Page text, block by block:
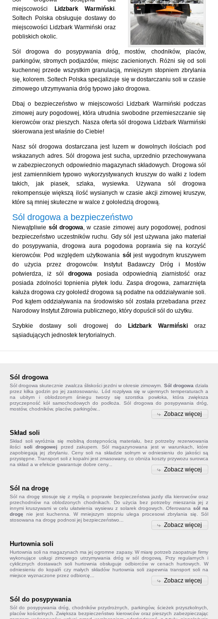
miejscowości
Lidzbark Warmiński.
Soltech Polska obsługuje dostawy do
miejscowości Lidzbark Warmiński oraz
pobliskich okolic.
Sól drogowa do posypywania dróg, mostów, chodników, placów,
parkingów, stromych podjazdów, miejsc zacienionych. Różni się od soli
kuchennej przede wszystkim granulacją, mniejszym stopniem zbrylania
się, kolorem. Soltech Polska specjalizuje się w dostarczaniu soli w czasie
zimowego utrzymywania dróg typowo jako drogowa.
Dbaj o bezpieczeństwo w miejscowości Lidzbark Warmiński podczas
zimowej aury pogodowej, która utrudnia swobodne przemieszczanie się
kierowców oraz pieszych. Nasza oferta sól drogowa Lidzbark Warmiński
skierowana jest właśnie do Ciebie!
Nasz sól drogowa dostarczana jest luzem w dowolnych ilościach pod
wskazanych adres. Sól drogowa jest sucha, uprzednio przechowywana
w zabezpieczonych odpowiednio magazynach składowych. Drogowa sól
jest zamiennikiem typowo wykorzystywanych kruszyw do walki z lodem
takich, jak piasek, szlaka, wysiewka. Używana sól drogowa
rekompensuje większą ilość wysianych w czasie akcji zimowej kruszyw,
które są mniej skuteczne w walce z gołoledzią drogową.
Sól drogowa a bezpieczeństwo
Niewątpliwie sól drogowa, w czasie zimowej aury pogodowej, podnosi
bezpieczeństwo uczestników ruchu. Gdy sól jest używana jako materiał
do posypywania, drogowa aura pogodowa poprawia się na korzyść
kierowców. Pod względem użytkowania sól jest wygodnym kruszywem
do użycia przez drogowców. Instytut Badawczy Dróg i Mostów
potwierdza, iż sóldrogowa posiada odpowiednią ziarnistość oraz
posiada zdolności topnienia płytek lodu. Zaspa drogowa, zamarznięta
kałuża drogowa czy gołoledź drogowa są podatne na oddziaływanie soli.
Pod kątem oddziaływania na środowisko sól została przebadana przez
Narodowy Instytut Zdrowia publicznego, który dopuścił sól do użytku.
Szybkie dostawy soli drogowej do Lidzbark Warmińskioraz
sąsiadujących jednostek terytorialnych.
Sól drogowa
Sól drogowa skutecznie zwalcza śliskości jezdni w okresie zimowym. Sól drogowa działa
przez kilka godzin po jej zastosowaniu. Lód rozpływa się w ujemnych temperaturach a
na ubitym i oblodzonym śniegu tworzy się szorstka powłoka, która zwiększa
przyczepność kół samochodowych do podłoża. Sól drogowa do posypywania dróg,
mostów, chodników, placów, parkingów...
Zobacz więcej
Skład soli
Skład soliwyróżnia się mobilną dostępnością materiału, bez potrzeby rezerwowania
ilości soli drogowej przed zakupem. Sól magazynowana jest w warunkach, które
zapobiegają jej zbrylaniu. Ceny soli na składzie solnym w odniesieniu do jakości są
przystępne. Transport soli z kopalni jest zmasowany, co obniża koszty przywozu surowca
na skład a w efekcie gwarantuje dobre ceny...
Zobacz więcej
Sól na drogę
Sól na drogę stosuje się z myślą o poprawie bezpieczeństwa jazdy dla kierowców oraz
przechodniów na oblodzonych chodnikach. Do użycia bez potrzeby mieszania jej z
innymi kruszywami w celu ułatwienia wysiewu z solarek drogowych. Oferowana sól na
drogę nie jest kuchenna. W mniejszym stopniu ulega procesowi zbrylania się. Sól
stosowana na drogę podnosi jej bezpieczeństwo...
Zobacz więcej
Hurtownia soli
Hurtownia soli na magazynach ma jej ogromne zapasy. W miarę potrzeb zaopatruje firmy
wykonujące usługi zimowego utrzymywania dróg w sól drogową. Przy regularnych i
cyklicznych dostawach soli hurtownia obsługuje odbiorców w cenach hurtowych. W
odniesieniu do kopalń czy małych składów hurtownia solizapewnia transport soli na
miejsce wyznaczone przez odbiorcę...
Zobacz więcej
Sól do posypywania
Sól do posypywania dróg, chodników przydrożnych, parkingów, ścieżek przyszkolnych,
placów kościelnych. Zwiększa bezpieczeństwo kierowców oraz pieszych zabezpieczając